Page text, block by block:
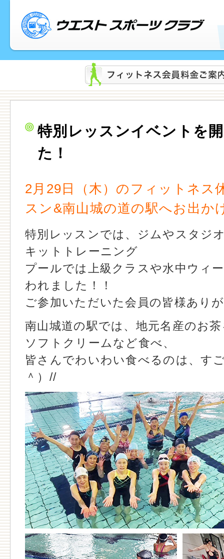
特別レッスンイベントを
た！
2月29日（木）のフィットネス
スン&南山城の道の駅へお出か
特別レッスンでは、ジムやスタジ
キットトレーニング
プールでは上級クラスや水中ウィ
われました！！
ご参加いただいた会員の皆様あり
南山城道の駅では、地元名産のお
ソフトクリームなど食べ、
皆さんでわいわい食べるのは、す
＾）//